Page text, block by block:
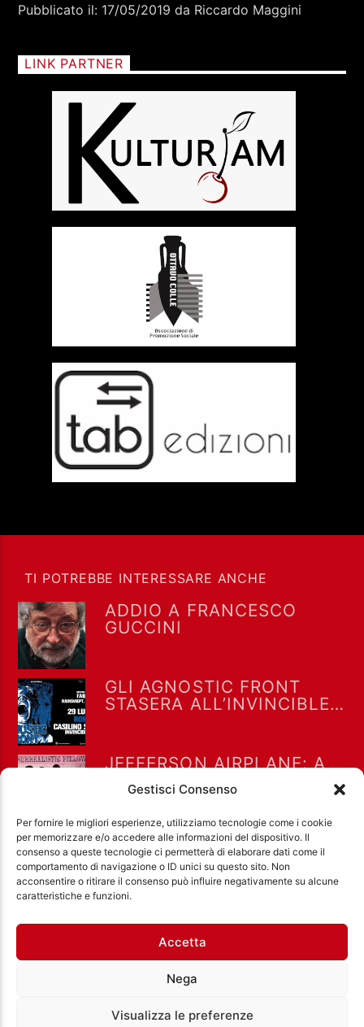
Gestisci Consenso
Per fornire le migliori esperienze, utilizziamo tecnologie come i cookie
per memorizzare e/o accedere alle informazioni del dispositivo. Il
consenso a queste tecnologie ci permetterà di elaborare dati come il
comportamento di navigazione o ID unici su questo sito. Non
acconsentire o ritirare il consenso può influire negativamente su alcune
caratteristiche e funzioni.
Accetta
Nega
Visualizza le preferenze
Pubblicato il: 17/05/2019 da Riccardo Maggini
LINK PARTNER
TI POTREBBE INTERESSARE ANCHE
ADDIO A FRANCESCO
GUCCINI
GLI AGNOSTIC FRONT
STASERA ALL’INVINCIBLE
JEFFERSON AIRPLANE: A
LUGLIO 1967 “WHITE
RABBIT” RAGGIUNSE LA
POSIZIONE #8 NELLA
BILLBOARD HOT 100
Ass. Cult. Dissociazione - Codice fiscale:
Città Aperta via di Casal Bruciato 31/A, Roma